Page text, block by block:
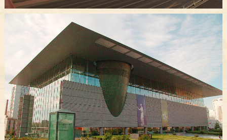
个人服务 法人服务 部门服务
便民服务 利企服务 投资项目
中介服务 阳光政务